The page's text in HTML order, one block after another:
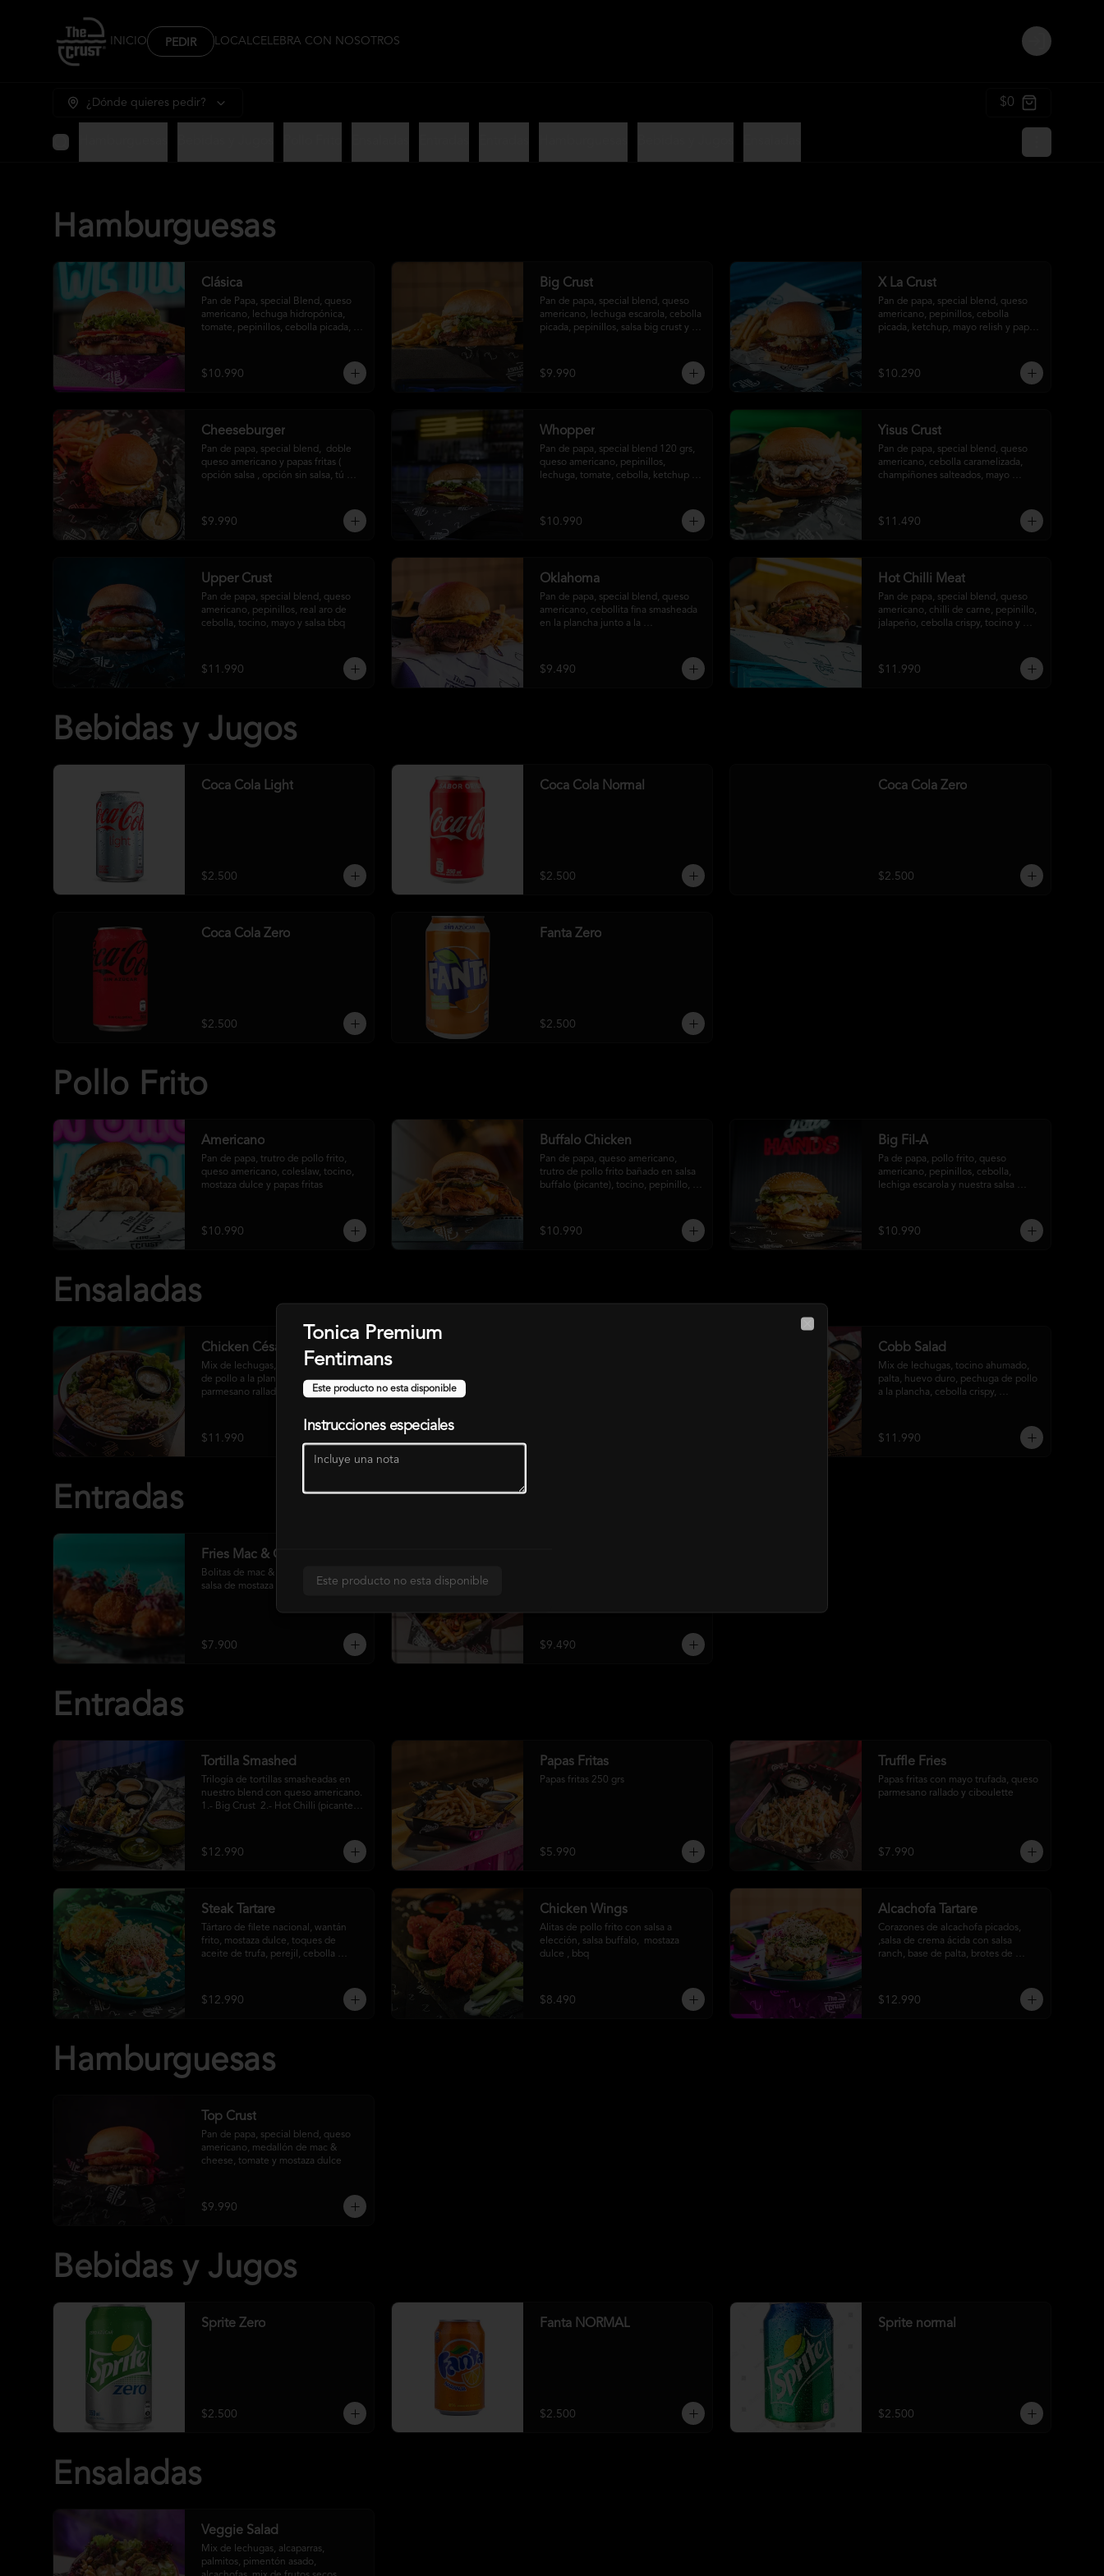
INICIO PEDIR LOCALCELEBRA CON NOSOTROS
Login
¿Dónde quieres pedir? $0
Hamburguesas
Clásica
Pan de Papa, special Blend, queso
americano, lechuga hidropónica,
tomate, pepinillos, cebolla picada,
$10.990
Big Crust
Pan de papa, special blend, queso
americano, lechuga escarola, cebolla
picada, pepinillos, salsa big crust y
$9.990
X La Crust
Pan de papa, special blend, queso
americano, pepinillos, cebolla
picada, ketchup, mayo relish y papas
$10.290
Cheeseburger
Pan de papa, special blend,  doble
queso americano y papas fritas (
opción salsa , opción sin salsa, tú
$9.990
Whopper
Pan de papa, special blend 120 grs,
queso americano, pepinillos,
lechuga, tomate, cebolla, ketchup y
$10.990
Yisus Crust
Pan de papa, special blend, queso
americano, cebolla caramelizada,
champiñones salteados, mayo
$11.490
Upper Crust
Pan de papa, special blend, queso
americano, pepinillos, real aro de
cebolla, tocino, mayo y salsa bbq
$11.990
Oklahoma
Pan de papa, special blend, queso
americano, cebollita fina smasheada
en la plancha junto a la
$9.490
Hot Chilli Meat
Pan de papa, special blend, queso
americano, chilli de carne, pepinillo,
jalapeño, cebolla crispy, tocino y
$11.990
Bebidas y Jugos
Coca Cola Light
$2.500
Coca Cola Normal
$2.500
Coca Cola Zero
$2.500
Coca Cola Zero
$2.500
Fanta Zero
$2.500
Pollo Frito
Americano
Pan de papa, trutro de pollo frito,
queso americano, coleslaw, tocino,
mostaza dulce y papas fritas
$10.990
Buffalo Chicken
Pan de papa, queso americano,
trutro de pollo frito bañado en salsa
buffalo (picante), tocino, pepinillo,
$10.990
Big Fil-A
Pa de papa, pollo frito, queso
americano, pepinillos, cebolla,
lechiga escarola y nuestra salsa
$10.990
Ensaladas
Chicken César
Mix de lechugas, crutones, pechuga
de pollo a la plancha, queso
parmesano rallado y salsa césar
$11.990
Cobb Salad
Mix de lechugas, tocino ahumado,
palta, huevo duro, pechuga de pollo
a la plancha, cebolla crispy,
$11.990
Entradas
Fries Mac & Cheese
Bolitas de mac & cheese fritas con
salsa de mostaza dulce y rotkohl
$7.900
y crema ácida
$9.490
Entradas
Tortilla Smashed
Trilogía de tortillas smasheadas en
nuestro blend con queso americano.
1.- Big Crust  2.- Hot Chilli (picante)
$12.990
Papas Fritas
Papas fritas 250 grs
$5.990
Truffle Fries
Papas fritas con mayo trufada, queso
parmesano rallado y ciboulette
$7.990
Steak Tartare
Tártaro de filete nacional, wantán
frito, mostaza dulce, toques de
aceite de trufa, perejil, cebolla
$12.990
Chicken Wings
Alitas de pollo frito con salsa a
elección, salsa buffalo,  mostaza
dulce , bbq
$8.490
Alcachofa Tartare
Corazones de alcachofa picados,
,salsa de crema ácida con salsa
ranch, base de palta, brotes de
$12.990
Hamburguesas
Top Crust
Pan de papa, special blend, queso
americano, medallón de mac &
cheese, tomate y mostaza dulce
$9.990
Bebidas y Jugos
Sprite Zero
$2.500
Fanta NORMAL
$2.500
Sprite normal
$2.500
Ensaladas
Veggie Salad
Mix de lechugas, alcaparras,
palmitos, pimentón asado,
Tonica Premium
Fentimans
Este producto no esta disponible
Instrucciones especiales
Este producto no esta disponible
Close